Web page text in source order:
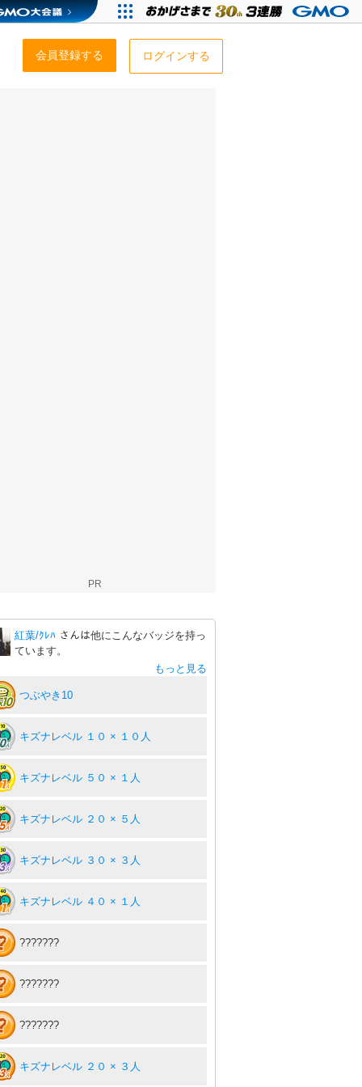
会員登録する ログインする
PR
紅葉/ｸﾚﾊ さんは他にこんなバッジを持っ
ています。
もっと見る
つぶやき10
キズナレベル １０ × １０人
キズナレベル ５０ × １人
キズナレベル ２０ × ５人
キズナレベル ３０ × ３人
キズナレベル ４０ × １人
???????
???????
???????
キズナレベル ２０ × ３人